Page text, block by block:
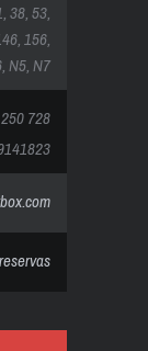
38, 53,
156,
N5, N7
728